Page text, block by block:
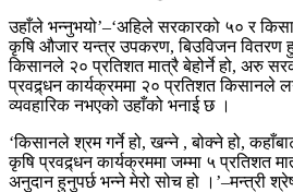
उहाँले भन्नुभयो’–‘अहिले सरकारको ५० र
कृषि औजार यन्त्र उपकरण, बिउविजन वितरण
किसानले २० प्रतिशत मात्रै बेहोर्ने हो, अरु
प्रवद्र्धन कार्यक्रममा २० प्रतिशत किसानले
व्यवहारिक नभएको उहाँको भनाई छ ।
‘किसानले श्रम गर्ने हो, खन्ने , बोक्ने हो,
कृषि प्रवद्र्धन कार्यक्रममा जम्मा ५ प्रतिशत
अनुदान हुनुपर्छ भन्ने मेरो सोच हो ।’–मन्त्री